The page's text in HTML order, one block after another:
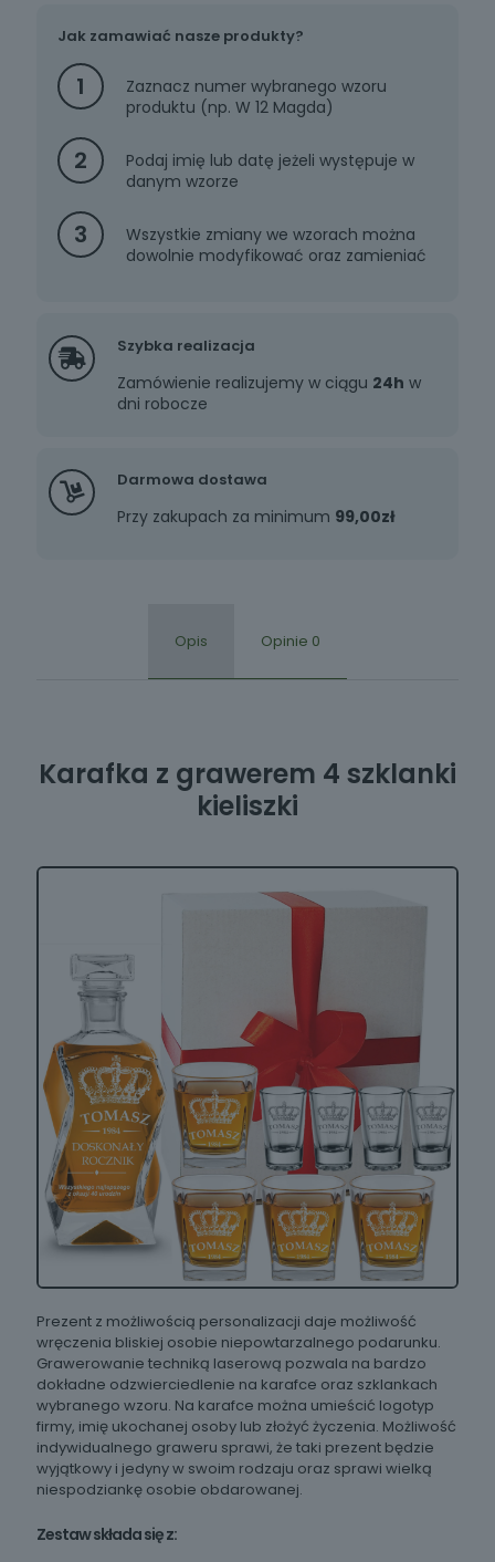
Jak zamawiać nasze produkty?
1
Zaznacz numer wybranego wzoru
produktu (np. W 12 Magda)
2
Podaj imię lub datę jeżeli występuje w
danym wzorze
3
Wszystkie zmiany we wzorach można
dowolnie modyfikować oraz zamieniać
Szybka realizacja
Zamówienie realizujemy w ciągu 24h w
dni robocze
Darmowa dostawa
Przy zakupach za minimum 99,00zł
Opis Opinie 0
Karafka z grawerem 4 szklanki
kieliszki
Prezent z możliwością personalizacji daje możliwość
wręczenia bliskiej osobie niepowtarzalnego podarunku.
Grawerowanie techniką laserową pozwala na bardzo
dokładne odzwierciedlenie na karafce oraz szklankach
wybranego wzoru. Na karafce można umieścić logotyp
firmy, imię ukochanej osoby lub złożyć życzenia. Możliwość
indywidualnego graweru sprawi, że taki prezent będzie
wyjątkowy i jedyny w swoim rodzaju oraz sprawi wielką
niespodziankę osobie obdarowanej.
Zestaw składa się z: